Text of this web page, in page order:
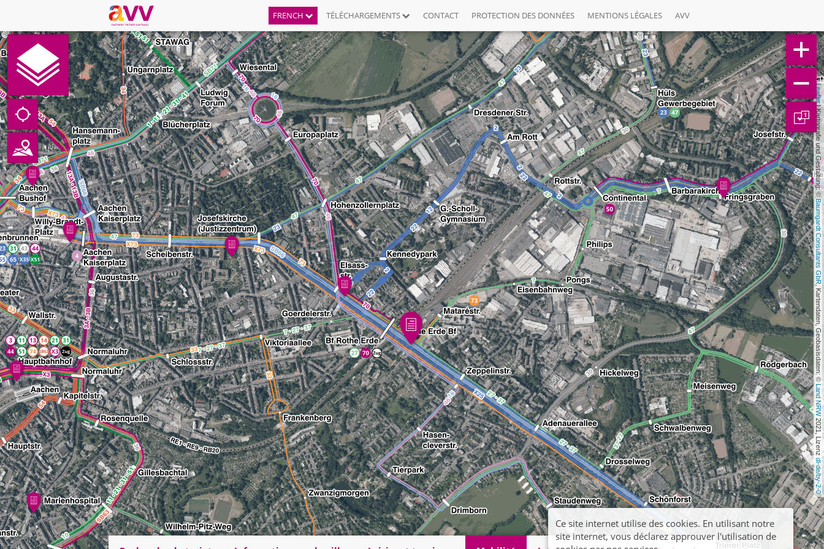
FRENCH TÉLÉCHARGEMENTS CONTACT PROTECTION DES DONNÉES MENTIONS LÉGALES AVV
Leaflet
| Kartografie und Gestaltung: ©
Baumgardt Consultants GbR
, Kartendaten, Geobasisdaten: ©
Land NRW
2021, Lizenz
dl-de/by-2-0
1
Ce site internet utilise des cookies. En utilisant notre
site internet, vous déclarez approuver l'utilisation de